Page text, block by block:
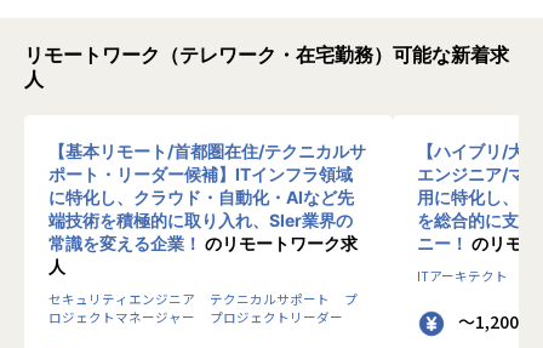
リモートワーク（テレワーク・在宅勤務）可能な新着求
人
【基本リモート/首都圏在住/テクニカルサ
ポート・リーダー候補】ITインフラ領域
に特化し、クラウド・自動化・AIなど先
端技術を積極的に取り入れ、SIer業界の
常識を変える企業！ のリモートワーク求
人
セキュリティエンジニア テクニカルサポート
プ
ロジェクトマネージャー
プロジェクトリーダー
【ハイブリ/大
エンジニア/マ
用に特化し、
を総合的に支援
ニー！ のリモ
ITアーキテクト
～1,200